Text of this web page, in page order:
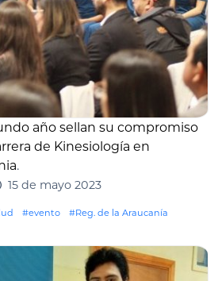
año sellan su compromiso
de Kinesiología en
.
15 de mayo 2023
#evento #Reg. de la Araucanía